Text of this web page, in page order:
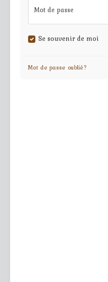
Mot de passe
Se souvenir de moi
Mot de passe oublié?